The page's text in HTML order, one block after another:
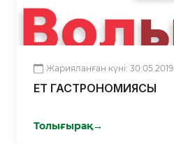
Жарияланған күні: 30.05.2019
ЕТ ГАСТРОНОМИЯСЫ
Толығырақ→